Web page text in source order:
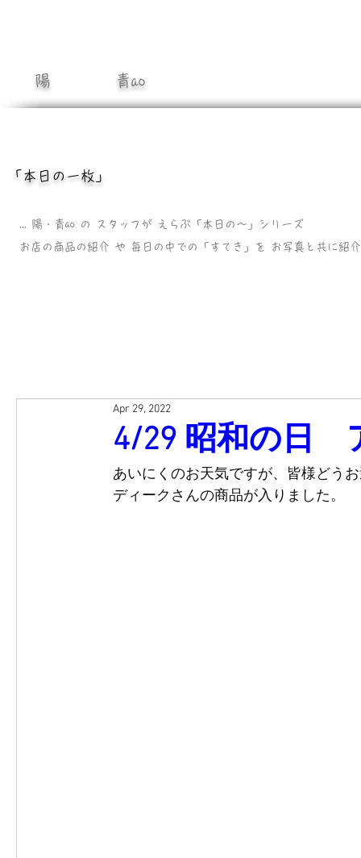
陽 青ao
「本日の一枚」
... 陽・青ao の スタッフが えらぶ「本日の〜」シリーズ
お店の商品の紹介 や 毎日の中での「すてき」を​ お写真と共に紹
4/29 昭和の日
Apr 29, 2022
あいにくのお天気ですが、皆様どう
ディークさんの商品が入りました。